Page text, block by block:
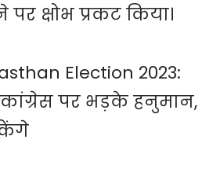
क्षोभ प्रकट किया।
Election 2023:
पर भड़के हनुमान,